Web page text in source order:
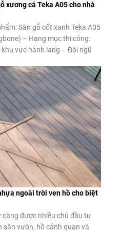
xương cá Teka A05 cho nhà
Sàn gỗ cốt xanh Teka A05
– Hạng mục thi công:
vực hành lang – Đội ngũ
sàn gỗ xương cá cốt xanh
ngoài trời ven hồ cho biệt
được nhiều chủ đầu tư
sân vườn, hồ cảnh quan và